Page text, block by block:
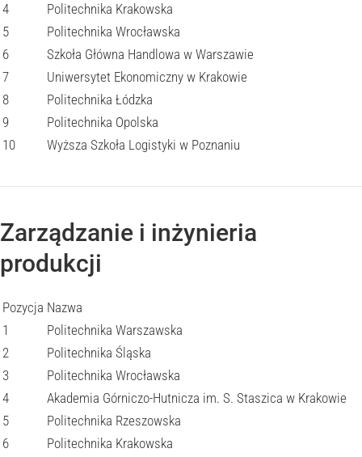
4
Politechnika Krakowska
5
Politechnika Wrocławska
6
Szkoła Główna Handlowa w Warszawie
7
Uniwersytet Ekonomiczny w Krakowie
8
Politechnika Łódzka
9
Politechnika Opolska
10
Wyższa Szkoła Logistyki w Poznaniu
Zarządzanie i inżynieria
produkcji
Pozycja Nazwa
1
Politechnika Warszawska
2
Politechnika Śląska
3
Politechnika Wrocławska
4
Akademia Górniczo-Hutnicza im. S. Staszica w Krakowie
5
Politechnika Rzeszowska
6
Politechnika Krakowska